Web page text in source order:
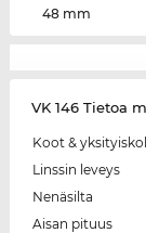
48 mm
VK 146 Tietoa
Koot &
Linssin leveys
Nenäsilta
Aisan pituus